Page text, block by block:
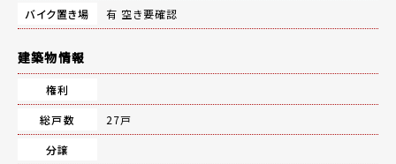
バイク置き場
有 空き要確認
建築物情報
権利
総戸数
27戸
分譲